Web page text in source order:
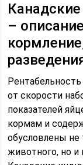
–
от скорости
показателей
кормам и
обусловлены
животного, но